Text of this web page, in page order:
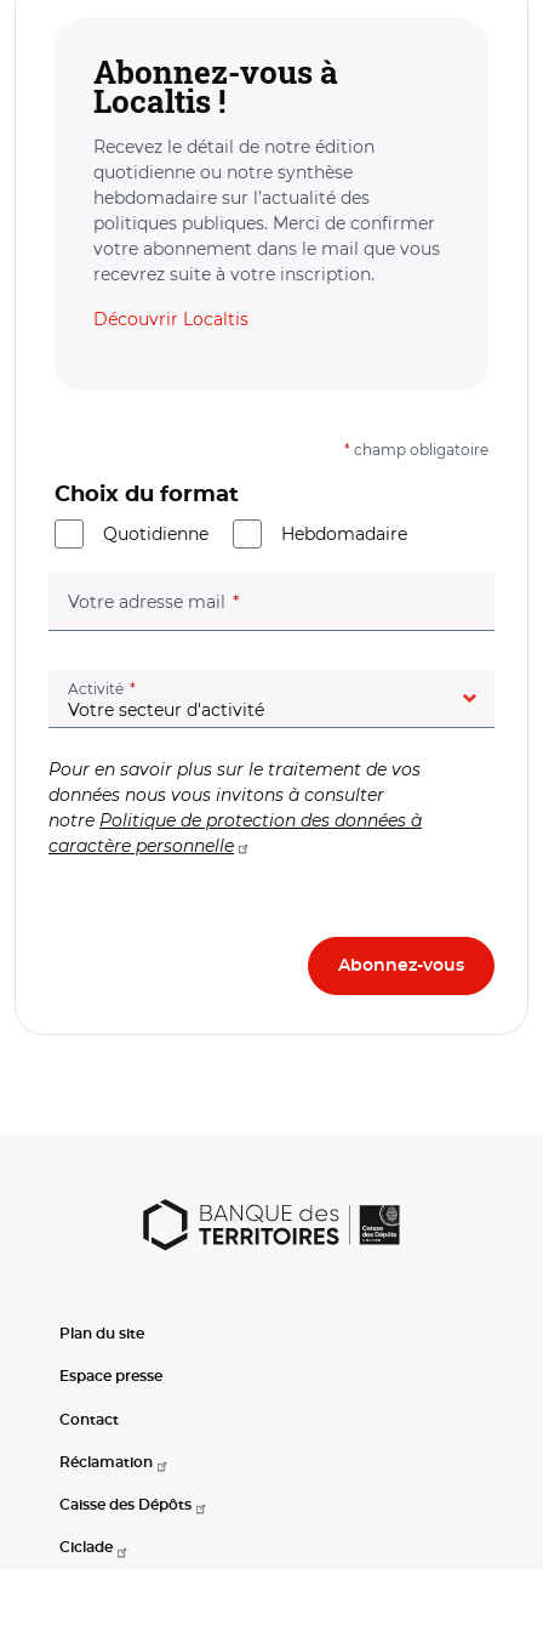
Abonnez-vous à
Localtis !
Recevez le détail de notre édition
quotidienne ou notre synthèse
hebdomadaire sur l’actualité des
politiques publiques. Merci de confirmer
votre abonnement dans le mail que vous
recevrez suite à votre inscription.
Découvrir Localtis
* champ obligatoire
Choix du format
Quotidienne
Hebdomadaire
Votre adresse mail (champ obligatoire)
Activité (champ obligatoire)
Pour en savoir plus sur le traitement de vos
données nous vous invitons à consulter
notre Politique de protection des données à
caractère personnelle
Plan du site
Espace presse
Contact
Réclamation
Caisse des Dépôts
Ciclade